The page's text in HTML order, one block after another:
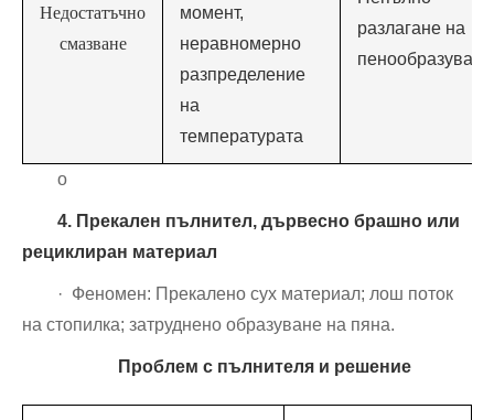
Недостатъчно
смазване
момент,
неравномерно
разпределение
на
температурата
разлагане на
о
4. Прекален пълнител, дървесно брашно или
рециклиран материал
· Феномен: Прекалено сух материал; лош поток
на стопилка; затруднено образуване на пяна.
Проблем с пълнителя и решение